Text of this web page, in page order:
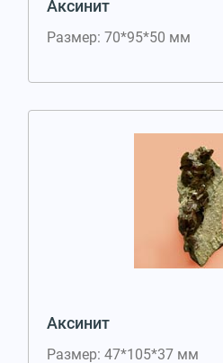
Аксинит
Размер: 70*95*50 мм
Аксинит
Размер: 47*105*37 мм